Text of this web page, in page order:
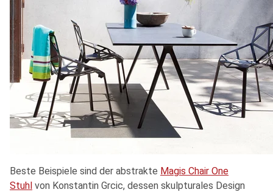
Beste Beispiele sind der abstrakte Magis Chair One
Stuhl von Konstantin Grcic, dessen skulpturales Design